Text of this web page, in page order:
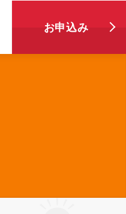
お申込み